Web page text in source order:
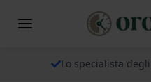
Lo specialista